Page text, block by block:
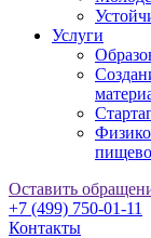
Услуги
Оставить
+7 (499) 750-01-11
Контакты